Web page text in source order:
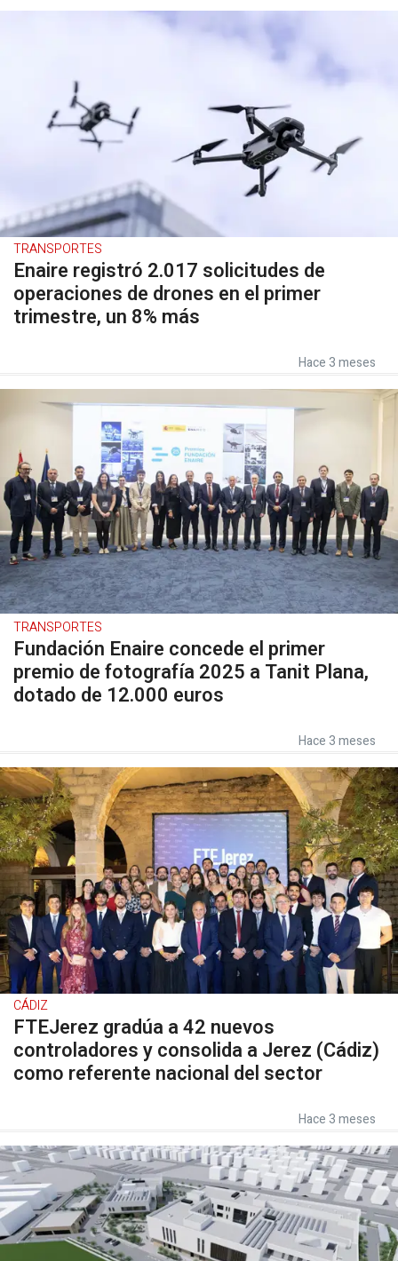
TRANSPORTES
Enaire registró 2.017 solicitudes de
operaciones de drones en el primer
trimestre, un 8% más
Hace 3 meses
TRANSPORTES
Fundación Enaire concede el primer
premio de fotografía 2025 a Tanit Plana,
dotado de 12.000 euros
Hace 3 meses
CÁDIZ
FTEJerez gradúa a 42 nuevos
controladores y consolida a Jerez (Cádiz)
como referente nacional del sector
Hace 3 meses